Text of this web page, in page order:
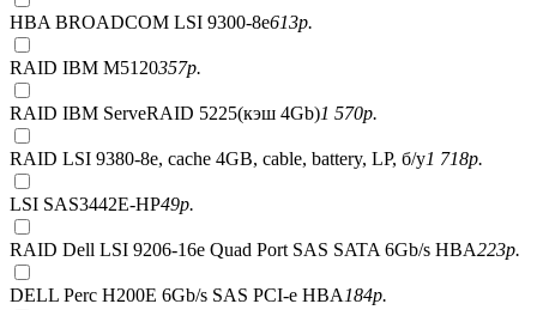
HBA BROADCOM LSI 9300-8e613р.
RAID IBM M5120357р.
RAID IBM ServeRAID 5225(кэш 4Gb)1 570р.
RAID LSI 9380-8e, сache 4GB, cable, battery, LP, б/у1 718р.
LSI SAS3442E-HP49р.
RAID Dell LSI 9206-16e Quad Port SAS SATA 6Gb/s HBA223р.
DELL Perc H200E 6Gb/s SAS PCI-e HBA 184р.